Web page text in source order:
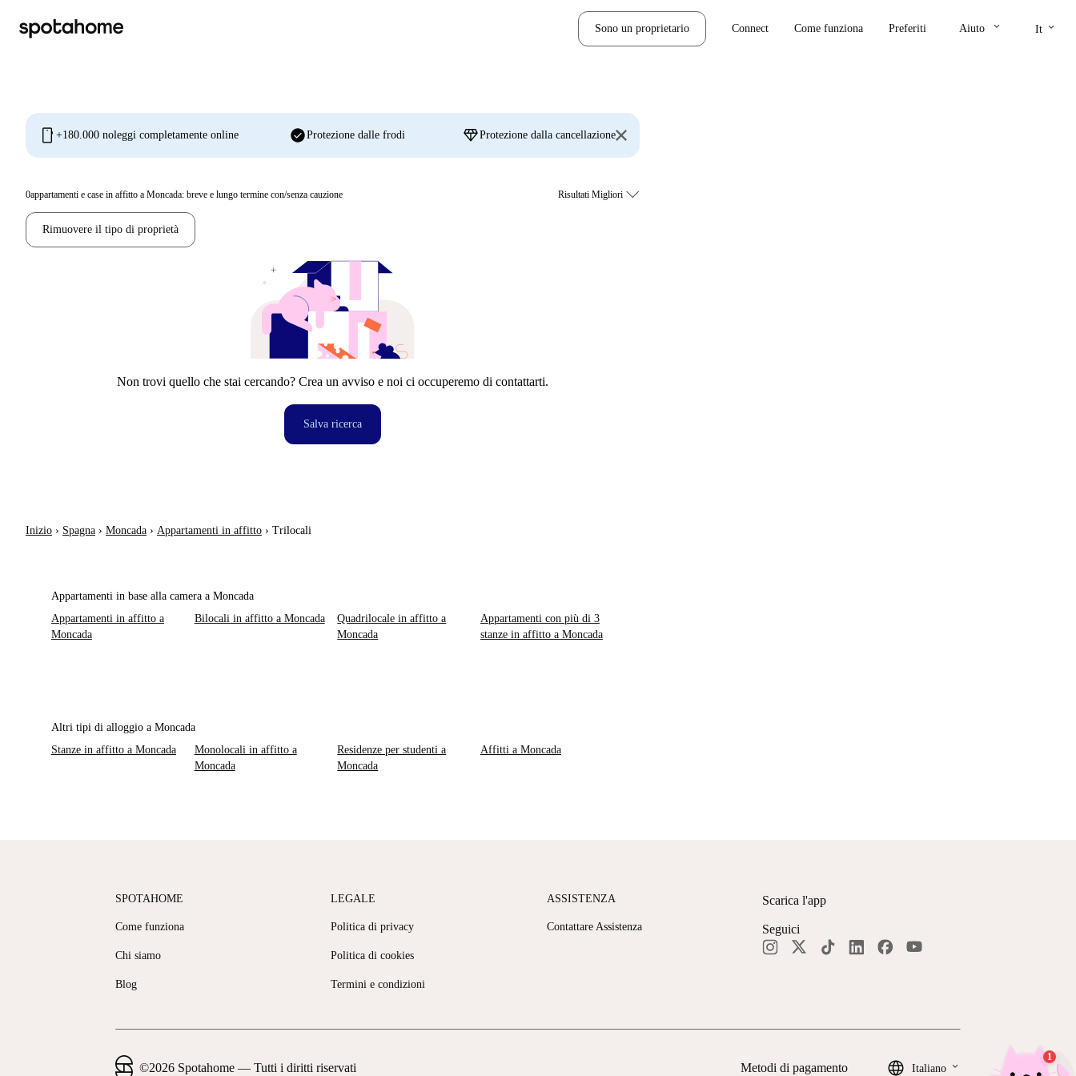
Sono un proprietario Connect Come funziona Preferiti Aiuto keyboard_arrow_down It keyboard_arrow_down
mobile +180.000 noleggi completamente online check_circleProtezione dalle frodi diamondProtezione dalla cancellazione
0appartamenti e case in affitto a Moncada: breve e lungo termine con/senza cauzione
Rimuovere il tipo di proprietà
Non trovi quello che stai cercando? Crea un avviso e noi ci occuperemo di contattarti.
Salva ricerca
Inizio › Spagna › Moncada › Appartamenti in affitto › Trilocali
Appartamenti in base alla camera a Moncada
Appartamenti in affitto a
Moncada
Bilocali in affitto a Moncada
Quadrilocale in affitto a
Moncada
Appartamenti con più di 3
stanze in affitto a Moncada
Altri tipi di alloggio a Moncada
Stanze in affitto a Moncada
Monolocali in affitto a
Moncada
Residenze per studenti a
Moncada
Affitti a Moncada
SPOTAHOME
Come funziona
Chi siamo
Blog
LEGALE
Politica di privacy
Politica di cookies
Termini e condizioni
ASSISTENZA
Contattare Assistenza
Scarica l'app
Seguici
©2026 Spotahome — Tutti i diritti riservati Metodi di pagamento Italiano keyboard_arrow_down